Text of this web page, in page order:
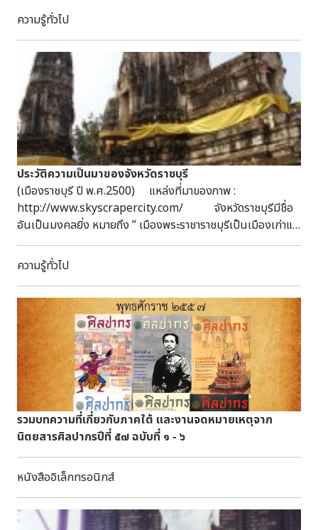
น้ำหนักบรรทุกของพื้นมากขึ้นกว่าเดิม หลังจากนั้นผนังด้านทิศ
ใต้ ก็ได้พังทลายตามลงมาเนื่องจากรับหนักของหลังคาที่ทรุดลง
มาไม่ไหว ๔. เมื่อวันที่ ๓๐ พฤษภาคม ๒๕๕๕ เวลา ๙.๐๐ น.ผู้อำนวย
การสำนักศิลปากรที่ ๒ สุพรรณบุรี (นายประทีป เพ็งตะโก) นาย
กิตติพันธ์ พานสุวรรณ วิศวกรชำนาญการพิเศษ นายจมร
ปรปักษ์ประลัย สถาปนิกชำนาญการ นายเฉลิมศักดิ์ ทองมา
นายกองค์การบริหารส่วนตำบลสามโคก และคณะกรรมการวัดสิงห์
ได้ร่วมกันลงพื้นที่ตรวจสอบความเสียหายและหาสาเหตุของการพัง
ทลาย ได้ข้อสรุปดังนี้ ๔.๑ การที่อาคารเกิดการทรุดตัว เนื่องจาก
พื้นดินรับฐานรากอาคารอยู่ในที่ต่ำชุ่มน้ำตลอดทั้งปี ทำให้อ่อนตัว
รับน้ำหนักอาคารไม่ไหวทำให้ผนังอาคารทรุดตัวลงมาประมาณ ๑
ใน ๔ ส่วน ๔.๒ ผนังอาคารมีร่องรอยแตกร้าวจำนวนมาก พบร่อง
รอยนี้จากการสำรวจเพื่อจัดทำรูปแบบรายการการอนุรักษ์ ตั้งแต่
พ.ศ. ๒๕๕๐ - ๒๕๕๔ ๔.๓ ปูนสอเสื่อมสภาพจากการถูกน้ำแช่ขังและ
ใช้งานอาคารมาเป็นเวลานาน ทำให้การยึดตัวของอิฐและปูนสอไม่ดี
เป็นสาเหตุให้ตัวอาคารทรุดลงมา ๔.๔ สภาพอาคารที่ปูนฉาบผนัง
นอกหลุดร่อน ทำให้น้ำซึมผ่านเข้าไปในผนังทำให้ ปูนสอชุ่มน้ำ
ทำให้แรงยึดเกาะระหว่างอิฐต่ำ ๔.๕ ขณะที่อาคารทรุดตัวอยู่ระหว่าง
การขุดเพื่อตรวจสอบฐานของอาคารส่วนที่ จมดินเพื่อเตรียมการ
กำหนดระยะที่ทำการตัดผนังเพื่อเสริมคานถ่ายแรง ยังไม่ได้ทำการ
ตัดผนัง จึงยังมิได้มีการรบกวนโครงสร้างของอาคารโบราณ แต่
ตัวอาคารก็เกิดการทรุดตัวลงมาเสียก่อน หลังจากทำการตรวจ
สอบพื้นที่แล้ว สำนักศิลปากรที่ ๒ สุพรรณบุรี ได้สั่งการให้บริษัท
ผู้รับจ้างทำการค้ำยันผนังส่วนที่เหลือโดยให้ดำเนินการตามคำ
แนะนำของวิศวกร และทำการจัดเก็บวัสดุส่วนที่สามารถนำมา
ก่อสร้างเพื่อคืนสภาพอาคารไปจัดเก็บในที่ให้เรียบร้อย รวมทั้งได้
เร่งรัดให้ผู้รับจ้างดำเนินการบูรณะกุฏิให้คืนสภาพโดยเร็ว โดยให้
บริษัทผู้รับจ้างร่วมกับสถาปนิก วิศวกร และผู้เกี่ยวข้อง ปรับปรุง
รูปแบบรายการ และวิธีปรับดีดให้สอดคล้องเหมาะสมกับสภาพ
ปัจจุบันของกุฏิ และให้ดำเนินการบูรณะกุฏิให้กลับคืนสภาพเดิม
โดยให้เป็นไปตามรูปแบบรายการบูรณะที่ได้รับอนุญาต
ความรู้ทั่วไป
ประวัติความเป็นมาของจังหวัดราชบุรี
(เมืองราชบุรี ปี พ.ศ.2500) แหล่งที่มาของภาพ : http://www.skyscrapercity.com/ จังหวัดราชบุรีมีชื่ออันเป็นมงคลยิ่ง หมายถึง ” เมืองพระราชาราชบุรีเป็นเมืองเก่าแก่ เมืองหนึ่งของประเทศไทย จากการศึกษาและขุดค้นของ นักประวัติศาสตร์ นักโบราณคดี พบว่าดินแดนแถบลุ่ม แม่น้ำแม่กลองแห่งนี้เป็น ถิ่นฐานที่อยู่อาศัยของคนหลายยุคหลายสมัย และมีความรุ่งเรืองมาตั้งแต่อดีต จากหลักฐานทางโบราณสถานและโบราณวัตถุมาก ทำให้เชื่อได้ว่ามีผู้คนตั้งถิ่นฐานอยู่ ใน บริเวณนี้ตั้งแต่ยุคหินกลาง ตลอดจนได้ค้นพบเมืองโบราณสมัยทราวดีที่ตำบลคูบัว อำเภอเมืองราชบุรี พระบาทสมเด็จพระยุทธยอดฟ้าจุฬาโลกมหาราช ปฐมกษัตริย์แห่งราชวงศ์จักรี ได้เคยดำรงตำแหน่งหลวงยกกระบัตรเมืองราชบุรีในสมัยกรุง ศรีอยุธยา ตอนปลาย ซึ่งในช่วงปลายสมัย กรุงศรีอยุธยาและตอนต้นกรุงรัตนโกสินทร์ ปรากฎหลักฐานทางประวัติศาสตร์พบว่า เมืองราชบุรีเป็นเมือง หน้าด่านที่สำคัญ และ เป็นสมรภูมิการรบหลายสมัย โดยเฉพาะในสมัยสมเด็จพระพุทธยอดฟ้าจุฬาโลกได้ยกทัพมาตั้งรับศึกพม่าในเขต ราชบุรีหลายครั้ง ครั้งสำคัญที่สุดคือสงครามเก้าทัพ ต่อมา พ.ศ. 2360 ในสมัยพระบาทสมเด็จพระพุทธเลิศหล้านภาลัยได้โปรดเกล้าฯ ให้สร้างกำแพงเมืองใหม่ทาง ฝั่งซ้ายของแม่น้ำแม่กลองตลอดมาจนถึงปัจจุบัน ครั้นถึงสมัยพระบาทสมเด็จพระจุลจอมเกล้าเจ้าอยู่หัวใน พ.ศ. 2437 ได้ทรงเปลี่ยนการปกครองส่วนภูมิภาคโดยรวมหัวเมืองต่างๆ ที่อยู่ใกล้ชิดกัน ตั้งขึ้นเป็นมณฑล และได้รวมเมืองราชบุรี เมืองกาญจนบุรี เมืองสมุทรสงคราม เมืองเพชรบุรี เมืองปราณบุรี เมืองประจวบคีรีขันธ์ รวม 6 เมือง ตั้งขึ้นเป็นมณฑลราชบุรี ตั้งที่บัญชาการมณฑล ณ ที่เมืองราชบุรี ทางฝั่งขวาของแม่น้ำแม่กลอง (ปัจจุบันคือศาลากลางจังหวัดราชบุรีหลังเก่า) ต่อมาใน พ.ศ. 2440 ได้ย้ายที่บัญชาการเมืองราชบุรี จากฝั่งซ้าย กลับมาตั้งรวมอยู่แห่งเดียวกับศาลาว่าการมณฑลราชุบรี ทางฝั่งขวาของแม่น้ำแม่กลอง จนถึง พ.ศ. 2476 เมื่อได้มีการยกเลิกการปกครองแบบมณฑลทั้งหมด มณฑลราชบุรีจึงถูกยกเลิกและคงฐานะเป็นจังหวัดราชุบรีจนถึงปัจจุบัน ตราประจำจังหวัดราชบุรี ตราประจำจังหวัดแต่เดิมเป็นอาร์ม (Arm) วงกลม ใช้สัญลักษณ์รูปน้ำหลากทุ่ง มีภูเขาเป็นฉากหลัง ล้อมรอบด้วยงูใหญ่ ส่วนท้องฟ้าเหนือภูเขานั้นมีตราครุฑซึ่งใช้เป็นตราแผ่นดินและเครื่องหมายของ ทางราชการ กำกับด้วยข้อความว่า “จังหวัดราชบุรี” ที่ตอนล่างภายในกรอบอาร์ม หมายความถึง “เขางู” อันเป็นสถานที่สำคัญและรู้จักกันอย่างแพร่หลายทั้งในหมู่ชาวราชบุรีเองและ ชาวจังหวัดใกล้เคียง ตราประจำจังหวัดดังกล่าวเริ่มปรากฏใช้ครั้งแรกเมื่อปีพุทธศักราช ๒๕๐๐ สันนิษฐานว่าอาจจะเป็นคราวเดียวกับที่กระทรวงศึกษาธิการได้ฟื้นฟูกิจการลูก เสือแห่งชาติโดยขอความร่วมมือให้แต่ละจังหวัดกำหนดตราสัญลักษณ์ขึ้น เพื่อใช้เป็นเครื่องหมายสำหรับติดผ้าพันคอแสดงภูมิลำเนาของกองลูกเสือซึ่ง ตั้งอยู่ในจังหวัดนั้นๆ จังหวัดราชบุรีได้ใช้สัญลักษณ์ “เขางู” เป็นตราประจำจังหวัดตั้งแต่นั้นมา จนกระทั่งถึงปีพุทธศักราช ๒๕๐๙ จึงเห็นว่า “เขางู” นั้นสื่อความหมายไปในแง่ของโบราณสถาน มิได้มีความหมายเกี่ยวพันกับชื่อของ จังหวัดว่า “ราชบุรี”(บาลี,ราช + ปรุ หมายถึง เมืองแห่งพระราชา) แต่ประการใดจึงเป็นการสมควรที่จะกำหนดสัญลักษณ์ประจำจังหวัดแทนตราเดิมที่ ใช้อยู่ โดยได้มีหนังสือแจ้งความประสงค์ไปยังกรมการปกครองขอให้กรมศิลปากรพิจารณาออก แบบให้ต่อไป ตราประจำจังหวัดราชบุรี (ปัจจุบัน) สำหรับดวง ตราใหม่นั้นทางกรมศิลปากรได้มอบหมายให้งานศิลปประยุกต์กองหัตถศิลปะ (ปัจจุบันเป็นสถาบันศิลปกรรม) โดยนายพินิจ สุวรรณบุณย์ เป็นผู้คิดค้นออกแบบ ลักษณะของดวงตราเป็นอาร์มวงกลมใช้สัญลักษณ์รูปเครื่องราชกกุธภัณฑ์ของพระมหา กษัตริย์ ๒ สิ่งคือ พระแสงขรรค์ชัยศรีประดิษฐานอยู่บนบันไดแก้ว และฉลองพระบาทคู่ประดิษฐานอยู่บนพานรองขอบอาร์มเป็นลายชื่อกนกประกอบพื้น ช่องไฟใช้สีตามความเหมาะสมสวยงามด้านศิลปะ ทั้งนี้ได้แนวความคิดมาจากหลักฐาน “รูปฉลองพระบาทคู่ประดิษฐานอยู่บนพานรอง” ที่ปรากฏบนผืนธงซึ่งพระบาทสมเด็จพระมงกุฎเกล้าเจ้าอยู่หัว ได้พระราชทานให้แก่กองเสือป่ามณฑลราชบุรี เมื่อวันที่ ๒๒ กุมภาพันธ์ พุทธศักราช ๒๔๖๗ ซึ่งปัจจุบันธงข้างต้นเก็บรักษาไว้ที่ห้องพิพิธภัณฑ์ของโรงเรียนเบญจมราชู ทิศ ตำบลหน้าเมือง อำเภอเมือง จังหวัดราชบุรี จังหวัดราชบุรีโดยสภาจังหวัดได้มีมติเห็นชอบและอนุมัติให้ใช้ตราสัญลักษณ์ ใหม่นี้เป็นตราประจำจังหวัดเมื่อวันที่ ๙ มิถุนายน พุทธศักราช ๒๕๐๙ เป็นต้นมาตราบจนปัจจุบันนี้*ที่มา : http://www.paktho.ac.th/ratchaburi/ratchaburi1/the-brand-is-provincial.htmlความหมายของตราประจำจังหวัดราชบุรี เครื่อง ราชกกุธภัณฑ์ 2 อย่างคือ 1. ภาพฉลองพระบาทอยู่บนพานทอง 2. ภาพพระแสงขรรค์ชัยศรี ซึ่งวางอยู่บนพระที่ เพราะชื่อจังหวัดราชบุรี มีความหมายว่า เมืองของพระราชาธงประจำกองลูกเสือมณฑลราชบุรี มณฑลราชบุรี พื้นธงสีน้ำเงินแก่ กลางธงมีรูปรองพระบาทวางบนพานทอง เพื่อให้ลูกเสือทุกคนระลึกว่า มณฑลนี้เป็นมณฑลสำคัญทางทิศตะวันตกของกรุงเทพฯ เช่นเดียวกับมณฑลปราจีนซึ่งอยู่ทางทิศตะวันออก และลูกเสือทุกคนก็มีความจงรักภักดีเพื่อทำการฉลองพระเดชพระคุณ จึงพระราชทานเครื่องหมายนี้เพื่อเป็นเครื่องระลึกถึงพระองค์อยู่เสมอ ธงนี้ พระบาทสมเด็จพระมงกุฎเกล้าเจ้าอยู่หัวเมื่อวันที่ ๒๒ กุมภาพันธ์ พ.ศ. ๒๔๖๗ เนื่องในการเสด็จทอดพระเนตรการประลองยุทธเสือป่าและลูกเสือคำขวัญจังหวัดราชบุรี คนสวยโพธาราม คนงามบ้านโป่ง เมืองโอ่งมังกร วัดขนอนหนังใหญ่ ตื่นใจถ้ำงาม ตลาดน้ำดำเนิน เพลินค้างคาวร้อยล้าน ย่านยี่สกปลาดีที่มาของคำขวัญ คำขวัญจังหวัดราชบุรีนี้เริ่มใช้เมื่อจังหวัดราชบุรีเป็นเจ้าภาพจัดการแข่งขัน กีฬาเยาวชนแห่งชาติครั้งที่ 5 และงานมหกรรมของดีเมืองราชบุรี พ.ศ. 2532 ซึ่งในความหมายของคำขวัญนั้นสามารถนำมากล่าวได้ดังนี้คนสวยโพธาราม สันนิษฐานว่าคงมีที่มาจากพระราชดำรัสของพระบาทสมเด็จพระจุลจอมเกล้าเจ้าอยู่ หัวในคราวเสด็จพระราชดำเนินกลับจากประพาสไทรโยคทางชลมารคครั้งที่ 3 ในปี พ.ศ.2431แล้วได้ประทับพักร้อนบนพลับพลาและเสด็จประพาสตลาดโพธาราม ซึ่งราษฎรทั้งชาวไทย จีน มอญ และลาวเฝ้ารับเสด็จด้วยเครื่องแต่งกาย และเครื่องประดับสวยงสมจนมีพระราชดำรัสชมว่า “คนโพธารามนี้สวย” หรืออีกนัยหนึ่งหม่อมหลวงปิ่น มาลากุล ได้อธิบายไว้ว่าเมื่อครั้งที่พระบาทสมเด็จพระมงกุฎเกล้าเจ้าอยู่หัวได้เสด็จ พระราชดำเนินนำกองเสือป่าไปซ้อมรบที่ค่ายหลวงบ้านไร่อำเภอโพธาราม ได้มีราษฎรชาวโพธารามรับเสด็จถวายการรับใช้อย่างใกล้ขิด จึงมีพระราชดำรัสชมว่า “คนสวยโพธารามสวยมีน้ำใจดี”ดอกไม้ประจำจังหวัดราชบุรีคนงามบ้านโป่ง สันนิษฐาน ว่าคงมีที่มาจากพระราชดำรัสของพระบาทสมเด็จพระจุลจอมเกล้าเจ้าอยู่หัวในคราว เสด็จพระราชดำเนินกลับจากประพาสไทรโยคทางชลมารคครั้งที่ 3 ในปี พ.ศ. 2431 ขณะพระราชดำเนินถึงบ้านโป่งนายอำเภอนำราษฎรไปเฝ้ารอรับเสด็จเป็นจำนวนมาก เมื่อเสด็จขึ้นฝั่งทรงเห็นราษฎรที่มาเฝ้าแต่งกายเรียบร้อบและหมอบกราบกัน อย่างพร้อมเพรียงสวยงามจึงมีพระราชดำรัสชมว่า”คนบ้านโป่งนี้งาม” ทั้งนี้คำขวัญที่ว่า “คนสวยโพธาราม คนงามบ้านโป่ง” นั้นเป็นคำขวัญที่บ่งบอกถึงจริยธรรมอันดีงามของชาวโพธารามและชาวบ้านโป่งที่ สะท้อนให้เห็นถึงความเป็นผู้มีน้ำใจไมตรีอันดีงาม พูดจาไพเราะ และงามพร้อมด้วยกิริยามารยาทเมืองโอ่งมังกร ที่มามาจากการที่ราชบุรีเป็นจังหวัดที่มีชื่อเสียงด้านอุตสาหกรรมผลิต เครื่องเคลือบดินเผาที่มีคุณภาพโดยเฉพาะโอ่งมังกรซึ่งมีประวัติการผลิตที่ ยาวนานและเป็นที่รู้จักกันดีทั้งชาวไทยและชาวต่างประเทศ จนกลายเป็นสัญลักษณ์ของจังหวัดราชบุรีในปัจจุบันวัดขนอนหนังใหญ่ มีที่มาจากการที่หนังใหญ่วัดขนอน ตำบลสร้อยฟ้า อำเภอโพธาราม นับเป็นหนังใหญ่ที่มีชื่อเสียงเป็นที่รู้จักกันโดยทั่วไปว่ามีการสืบทอดกัน มายาวนานนับเป็นร้อยปีและมีการอนุรักษ์กันอย่างต่อเนื่องมาโดยตลอด ตลอดจนเป็นหนังใหญ่ที่หลงเหลืออยู่เพียงไม่กี่คณะในประเทศไทยที่ยังคงมีการ สืบทอดอยู่ในปัจจุบันตื่นใจถ้ำงาม มีถ้ำที่งดงามมาก ๆ อยู่หลายแห่ง แต่ที่ขึ้นชื่อคือถ้ำเขาบิน และถ้ำจอมพลตลาดน้ำดำเนิน ตลาด น้ำดำเนินสะดวก หรือ ตลาดน้ำคลองลัดพลี ตั้งอยู่ห่างจากที่ว่าการอำเภอดำเนินสะดวกไปประมาณ 400 ม. เป็นตลาดค้าขายทางน้ำที่ยังคงวิถีชีวิตไทยดั้งเดิมไว้ มีสิ่งของให้เลือกมากมาย โดยเฉพาะผลิตผลทางการเกษตรเพลินค้างคาวร้อยล้าน ค้างคาวเขาช่องพราน เวลาเย็นที่ค้างคาวจะบินออกจากถ้ำมาให้ชม นับจำนวนไม่ได้ ใช้เวลาบินออกจากถ้ำเป็นชั่วโมงกว่าจะหมด ประมาณกันว่ามีจำนวนเป็นร้อยล้านตัวย่านยี่สกปลาดี ปลายี่สก เป็นปลาที่ขึ้นชื่อของลุ่มน้ำแม่กลอง แต่ว่ากันว่ารสชาติของปลาจะดีที่สุดเมื่อมาเจริญเติบโตในแถบจังหวัดราชบุรี*ที่มา : http://www.paktho.ac.th/ratchaburi/ratchaburi1/province%20slogan.htmlดอกไม้ประจำจังหวัดราชบุรี ดอกกัลปพฤกษ์ ดอกไม้ประจำจังหวัด : ราชบุรีชื่อดอกไม้ : ดอกกัลปพฤกษ์ชื่อสามัญ : Pink Cassia, Pink Shower, Wishing Treeชื่อวิทยาศาสตร์ : Cassia bakeriana Craib.วงศ์ : LEGUMINOSAEชื่ออื่น : กัลปพฤกษ์ (ภาคกลาง, ภาคเหนือ), กานล์ (เขมร-สุรินทร์), เปลือกขม (ปราจีนบุรี) “เปลือกกวม”ลักษณะทั่วไป : กัลปพฤกษ์เป็นไม้ยืนต้นขนาดกลาง สูง 5–15 เมตร ผลัดใบ เรือนยอดกลมหรือรูปร่ม แผ่กว้าง ใบประกอบขนนก ใบย่อย 5–8 คู่ ใบรูปไข่แกมขอบขนาน หรือแกมใบหอก โคนใบเบี้ยว ใบมีขนนุ่มทั้งสองด้าน ออกดอกเป็นช่อพร้อมใบอ่อนตามกิ่ง มี 5 กลีบ สีชมพู แล้วซีดจนเป็นสีขาวเมื่อใกล้โรย ออกดอกเดือนกุมภาพันธ์–เมษายน ผลเป็นฝักกลมยาวมีขนนุ่ม สีเทา เมล็ด จำนวนมากการขยายพันธุ์ : เพาะเมล็ดสภาพที่เหมาะสม : เติบโตได้ดีในดินร่วนปนทราย ทนแล้งได้ดีถิ่นกำเนิด : ไทย ลาว พม่า และเวียดนาม ต้นไม้ประจำจังหวัดราชบุรี ชื่อทั่วไป : ต้นโมกมัน บางครั้งอาจเรียกว่า “โมกน้อย” หรือ “มูกน้อย” และ “มูกมัน”ชื่อวิทยาศาสตร์ : Wrightia tometosa Roem.& Schulyชื่อสามัญ : Ivory, Darabela วงศ์ APOCYNACEAE หรือ วงศ์ลั่นทมถิ่นกำเนิด : เอเซียตะวันออกเฉียงใต้ ป่าเบญจพรรณ และป่าโปร่งทั่วไปประเภท : ไม้ยืนต้นรูปร่างลักษณะ ต้น ไม้ยืนต้นขนาดเล็กถึงขนาดกลาง สูงประมาณ 8-20 เมตร ต้นปลายตรง เปลือกขาวหรือเท่าอ่อนนิ่ม ใบ ใบเดี่ยวออกตรงข้ามกันเป็นคู่ ๆ ปลายใบแหลมเรียวโคนใบสอบ มีขนนุ่มทั้งสองด้าน มีมากด้านท้องใบ ยาว 7-18 ซม. ดอก ดอกออกเป็นช่อสั้น ๆ ตามปลายกิ่ง มีกลิ่นหอม กลีบดอกมี 5 กลีบ โคนกลีบติดกันเป็นหลอดสีขาวอมเหลือง จนถึงม่วงแกมเหลืองหรือม่วงแดง เมื่อแก่เต็มที่ดอกบานเกสรเพศมี 5อัน ออกดอกระหว่างเดือน มกราคม ถึง มีนาคม ผล ผลเป็นฝัก ยาว 9-35 ซม. มีร่องระหว่างกลางตามยาวของฝัก เมื่อแก่จะแตกตามแนวร่อง ผิวฝักแข็งขรุขระผลแก่ระหว่างเดือนมีนาคม-พฤษภาคมเมล็ด เมล็ดรูปรี ปลายข้างหนึ่งมีขนสีขาวเป็นพู่ปลิวไปตามลมได้ไกล การขยายพันธ์ : เพาะเมล็ด ใช้รากหรือกิ่งปักชำ ตอนกิ่งสภาพที่เหมาะสม : ดินทุกชนิด กลางแจ้ง ทนแสงแดดจัด พบในป่าเบญจพรรณทั่ว ๆ ไปตั้งแต่ระดับน้ำทะเลถึงที่สูงจากระดับน้ำทะเล 1,600 เมตรประโยชน์ : เนื้อ ไม้สีขาวนวลถึงขาวอ่อน เสี้ยนตรง เนื้อละเอียดมากเหนียว ใช้ทำเครื่องกลึง เครื่องเล่นสำหรับเด็กเครื่องเขียน ตะเกียบ ไม้บุผนังห้อง เปลือก ต้น รักษาโรคไต รักษาธาตุให้ปกติ ทำให้ประจำเดือนปกติ แก้พิษ แมลงสัตว์กัดต่อย ฆ่าเชื้อรำมะนาด คุดทะราด ยางจากต้น แก้บิดมูกเลือด ใบ ขับน้ำเหลือง แก้ท้องมาน ดอกเป็นยาระบาย กระพี้แก้ดีพิการ เนื้อไม้สีขาวนวลถึงขาวอ่อน เสี้ยนตรง เนื้อละเอียดเหนียว ใช้แกะสลัก ดอก เป็นยาระบาย แหล่งที่มาของข้อมูล : http://www.rb-update.com/ประวัติจังหวัดราชบุรี/ , https://sites.google.com/site/canghwadrachburi
ความรู้ทั่วไป
รวมบทความที่เกี่ยวกับภาคใต้ เเละงานจดหมายเหตุจาก
นิตยสารศิลปากรปีที่ ๕๗ ฉบับที่ ๑ - ๖
หนังสืออิเล็กทรอนิกส์